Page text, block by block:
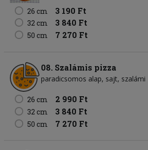
26 cm 3 190 Ft
32 cm 3 840 Ft
50 cm 7 270 Ft
08. Szalámis pizza
paradicsomos alap sajt szalámi
26 cm 2 990 Ft
32 cm 3 840 Ft
50 cm 7 270 Ft